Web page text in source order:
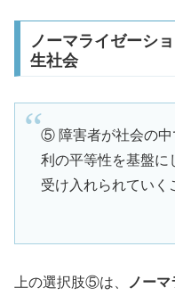
ノーマライゼーシ
生社会
⑤ 障害者が社会の中
利の平等性を基盤に
受け入れられていく
上の選択肢⑤は、 ノー